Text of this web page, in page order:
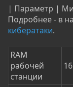
| Параметр |
Подробнее - в
кибератаки.
RAM
рабочей
станции